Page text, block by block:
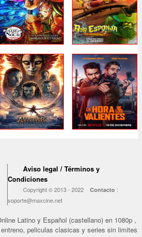
Aviso legal / Términos y
Condiciones
Copyright © 2013 - 2022Contacto :
soporte@maxcine.net
Latino y Español (castellano) en 1080p ,
peliculas clasicas y series sin limites